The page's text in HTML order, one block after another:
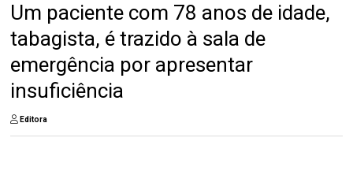
Um paciente com 78 anos de idade,
tabagista, é trazido à sala de
emergência por apresentar
insuficiência
Editora